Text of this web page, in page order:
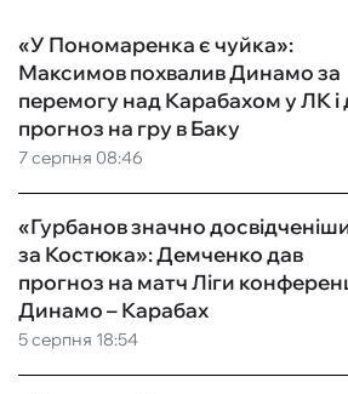
7 серпня 08:46
«У Пономаренка є чуйка»:
Максимов похвалив Динамо за
перемогу над Карабахом у ЛК і
прогноз на гру в Баку
5 серпня 18:54
«Гурбанов значно
за Костюка»: Демченко дав
прогноз на матч Ліги
Динамо – Карабах